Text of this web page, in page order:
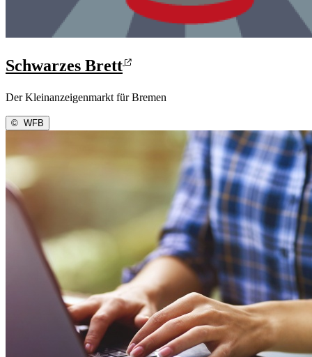
Schwarzes Brett
Der Kleinanzeigenmarkt für Bremen
© WFB